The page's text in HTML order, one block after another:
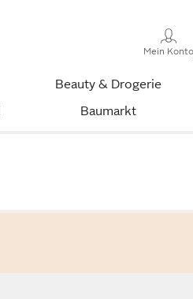
Mein Konto
Beauty & Drogerie
Baumarkt